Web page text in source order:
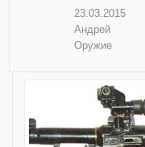
23.03.2015
Андрей
Оружие